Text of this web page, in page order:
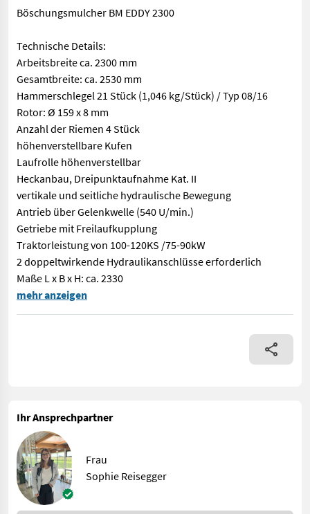
Böschungsmulcher BM EDDY 2300
Technische Details:
Arbeitsbreite ca. 2300 mm
Gesamtbreite: ca. 2530 mm
Hammerschlegel 21 Stück (1,046 kg/Stück) / Typ 08/16
Rotor: Ø 159 x 8 mm
Anzahl der Riemen 4 Stück
höhenverstellbare Kufen
Laufrolle höhenverstellbar
Heckanbau, Dreipunktaufnahme Kat. II
vertikale und seitliche hydraulische Bewegung
Antrieb über Gelenkwelle (540 U/min.)
Getriebe mit Freilaufkupplung
Traktorleistung von 100-120KS /75-90kW
2 doppeltwirkende Hydraulikanschlüsse erforderlich
Maße L x B x H: ca. 2330
EDV: 73121 Böschungsmulcher BM EDDY 2300 Technische
mehr anzeigen
Ihr Ansprechpartner
Frau
Sophie Reisegger